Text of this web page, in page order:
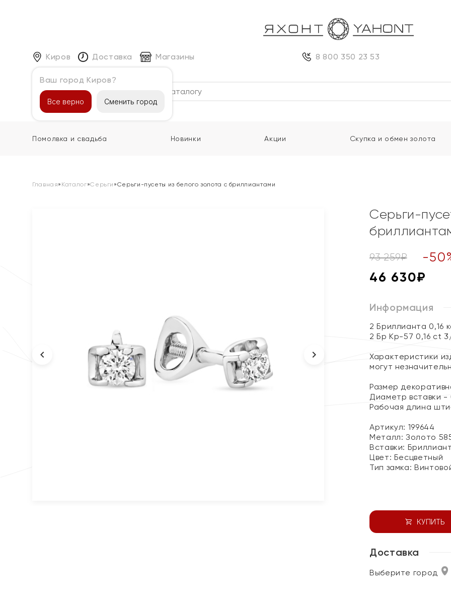
Киров
Ваш город Киров?
Все верно Сменить город
Доставка Магазины 8 800 350 23 53
Каталог
Помолвка и свадьба Новинки Акции Скупка и обмен золота
Главная» Каталог»Серьги »Серьги-пусеты из белого золота с бриллиантами
Серьги-
93 259₽ -50
46 630₽
Информация
2 Бриллианта 0,16
2 Бр Кр-57 0,16 ct
Характеристики
могут
Размер
Диаметр вставки -
Рабочая длина
Артикул: 199644
Металл:Золото
Вставки: Бриллиант
Цвет: Бесцветный
Тип замка:
КУПИТЬ
Доставка
Выберите город